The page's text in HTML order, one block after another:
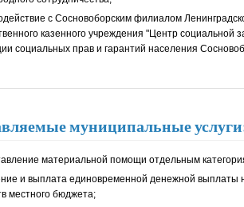
с Сосновоборским филиалом
казенного учреждения "Центр социальной
социальных прав и гарантий населения
муниципальные
материальной помощи отдельным
и выплата единовременной денежной выплаты
местного бюджета;